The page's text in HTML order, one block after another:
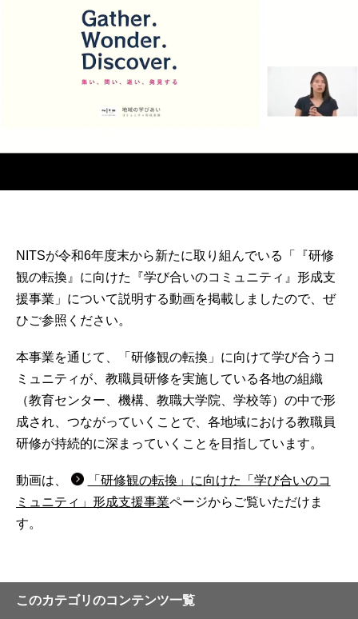
NITSが令和6年度末から新たに取り組んでいる「『研修
観の転換』に向けた『学び合いのコミュニティ』形成支
援事業」について説明する動画を掲載しましたので、ぜ
ひご参照ください。
本事業を通じて、「研修観の転換」に向けて学び合うコ
ミュニティが、教職員研修を実施している各地の組織
（教育センター、機構、教職大学院、学校等）の中で形
成され、つながっていくことで、各地域における教職員
研修が持続的に深まっていくことを目指しています。
動画は、
「研修観の転換」に向けた「学び合いのコ
ミュニティ」形成支援事業ページからご覧いただけま
す。
このカテゴリのコンテンツ一覧